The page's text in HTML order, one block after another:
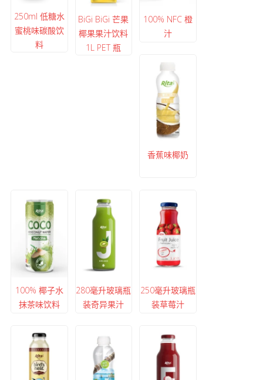
250ml 低糖水
蜜桃味碳酸饮
料
BiGi BiGi 芒果
椰果果汁饮料
1L PET 瓶
100% NFC 橙
汁
香蕉味椰奶
100% 椰子水
抹茶味饮料
280毫升玻璃瓶
装奇异果汁
250毫升玻璃瓶
装草莓汁